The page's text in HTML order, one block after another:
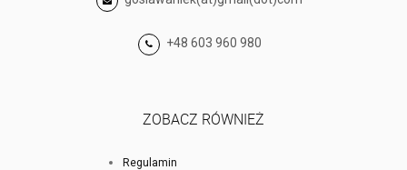
+48 603 960 980
ZOBACZ RÓWNIEŻ
Regulamin